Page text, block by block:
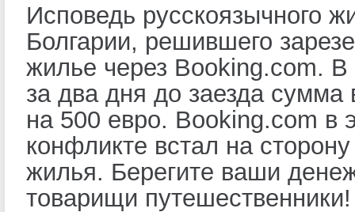
Исповедь русскоязычного
Болгарии, решившего
жилье через Booking.com. В
за два дня до заезда сумма
на 500 евро. Booking.com в
конфликте встал на
жилья. Берегите ваши
товарищи путешественники!